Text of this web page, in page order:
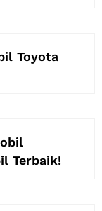
Toyota
Terbaik!